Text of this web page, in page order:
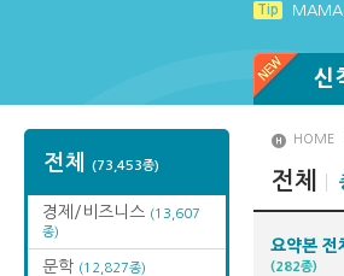
Tip
신
전체 (73,453종)
경제/비즈니스 (13,607
종)
문학 (12,827종)
HOME
전체
요약본 전
(282종)